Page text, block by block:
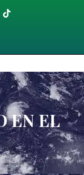
T
i
k
EN EL